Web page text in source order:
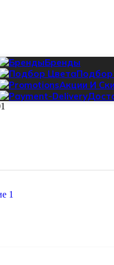
ТК «СТРОЙЛЕНД»
дом 88а Строение 3,
Бренды
Акции И